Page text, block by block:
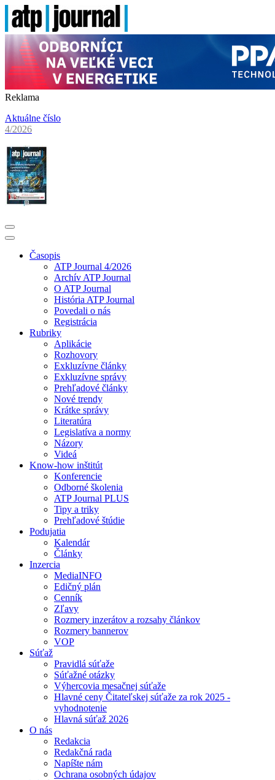
Reklama
Aktuálne číslo
4/2026
Časopis
ATP Journal 4/2026
Archív ATP Journal
O ATP Journal
História ATP Journal
Povedali o nás
Registrácia
Rubriky
Aplikácie
Rozhovory
Exkluzívne články
Exkluzívne správy
Prehľadové články
Nové trendy
Krátke správy
Literatúra
Legislatíva a normy
Názory
Videá
Know-how inštitút
Konferencie
Odborné školenia
ATP Journal PLUS
Tipy a triky
Prehľadové štúdie
Podujatia
Kalendár
Články
Inzercia
MediaINFO
Edičný plán
Cenník
Zľavy
Rozmery inzerátov a rozsahy článkov
Rozmery bannerov
VOP
Súťaž
Pravidlá súťaže
Súťažné otázky
Výhercovia mesačnej súťaže
Hlavné ceny Čitateľskej súťaže za rok 2025 -
vyhodnotenie
Hlavná súťaž 2026
O nás
Redakcia
Redakčná rada
Napíšte nám
Ochrana osobných údajov